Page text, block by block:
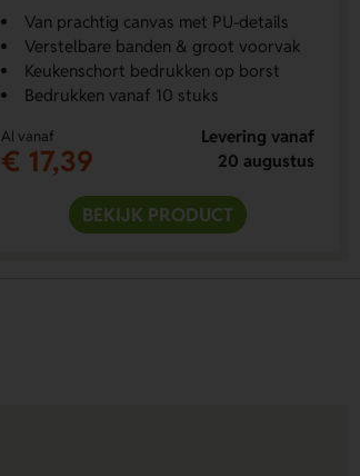
Van prachtig canvas met PU-details
Verstelbare banden & groot voorvak
Keukenschort bedrukken op borst
Bedrukken vanaf 10 stuks
Al vanaf
€ 17,39
Levering vanaf
20 augustus
BEKIJK PRODUCT